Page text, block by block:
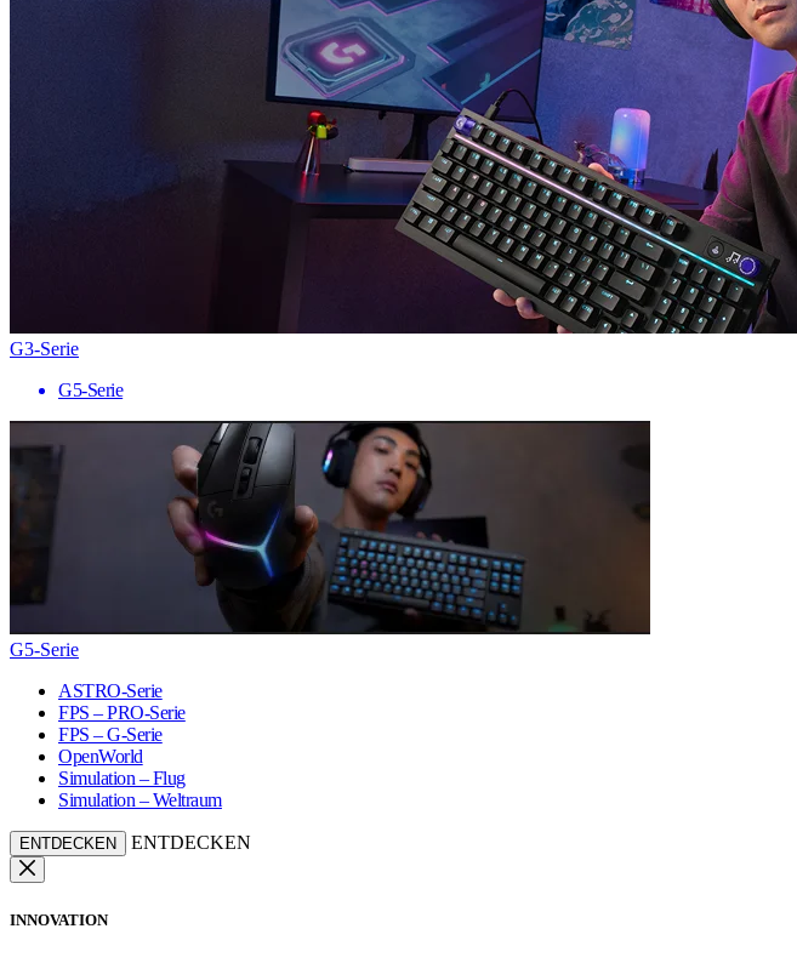
G3-Serie
G5-Serie
G5-Serie
ASTRO-Serie
FPS – PRO-Serie
FPS – G-Serie
OpenWorld
Simulation – Flug
Simulation – Weltraum
ENTDECKEN ENTDECKEN
INNOVATION